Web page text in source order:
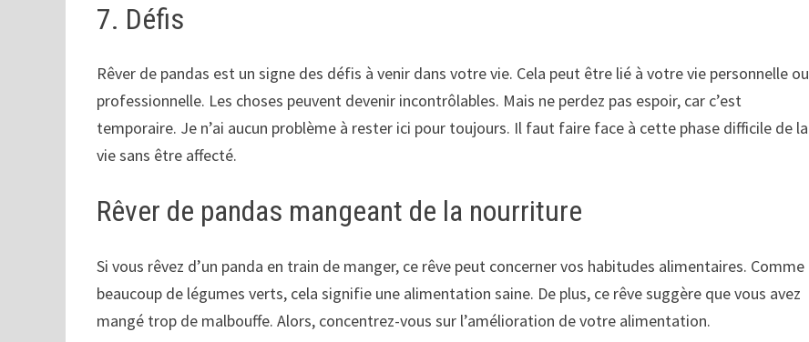
7. Défis
Rêver de pandas est un signe des défis à venir dans votre vie. Cela peut être lié à votre vie personnelle ou
professionnelle. Les choses peuvent devenir incontrôlables. Mais ne perdez pas espoir, car c’est
temporaire. Je n’ai aucun problème à rester ici pour toujours. Il faut faire face à cette phase difficile de la
vie sans être affecté.
Rêver de pandas mangeant de la nourriture
Si vous rêvez d’un panda en train de manger, ce rêve peut concerner vos habitudes alimentaires. Comme
beaucoup de légumes verts, cela signifie une alimentation saine. De plus, ce rêve suggère que vous avez
mangé trop de malbouffe. Alors, concentrez-vous sur l’amélioration de votre alimentation.